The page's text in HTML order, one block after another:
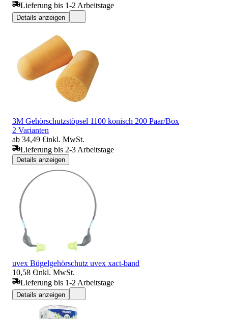
Lieferung bis 1-2 Arbeitstage
Details anzeigen
3M Gehörschutzstöpsel 1100 konisch 200 Paar/Box
2 Varianten
ab 34,49 €inkl. MwSt.
Lieferung bis 2-3 Arbeitstage
Details anzeigen
uvex Bügelgehörschutz uvex xact-band
10,58 €inkl. MwSt.
Lieferung bis 1-2 Arbeitstage
Details anzeigen